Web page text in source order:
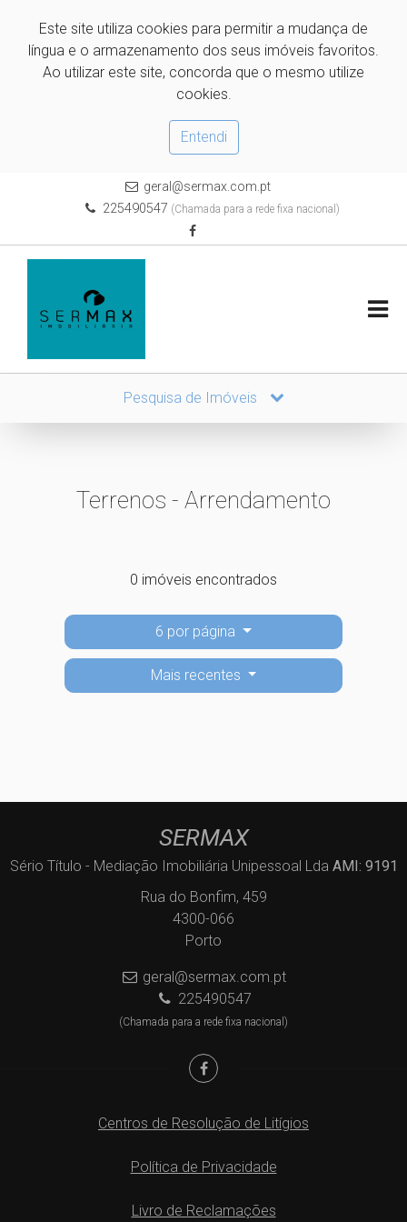
Este site utiliza cookies para permitir a mudança de
língua e o armazenamento dos seus imóveis favoritos.
Ao utilizar este site, concorda que o mesmo utilize
cookies.
Entendi
geral@sermax.com.pt
225490547 (Chamada para a rede fixa nacional)
Pesquisa de Imóveis
Terrenos - Arrendamento
0 imóveis encontrados
6 por página
Mais recentes
SERMAX
Sério Título - Mediação Imobiliária Unipessoal Lda AMI: 9191
Rua do Bonfim, 459
4300-066
Porto
geral@sermax.com.pt
225490547
(Chamada para a rede fixa nacional)
Centros de Resolução de Litígios
Política de Privacidade
Livro de Reclamações